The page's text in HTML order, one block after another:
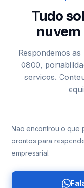
Tudo
nuvem
Respondemos
0800,
servicos.
Nao encontrou o que
prontos para
empresarial.